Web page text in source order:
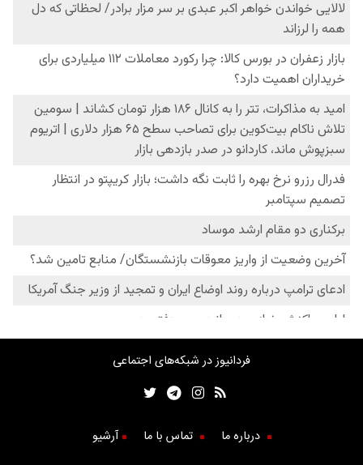
فردانیوز در شبکه‌های اجتماعی
درباره ما تماس با ما آرشیو